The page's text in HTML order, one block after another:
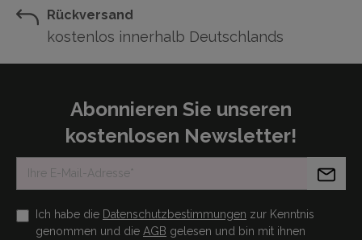
Rückversand
kostenlos innerhalb Deutschlands
Abonnieren Sie unseren
kostenlosen Newsletter!
Ich habe die Datenschutzbestimmungen zur Kenntnis
genommen und die AGB gelesen und bin mit ihnen